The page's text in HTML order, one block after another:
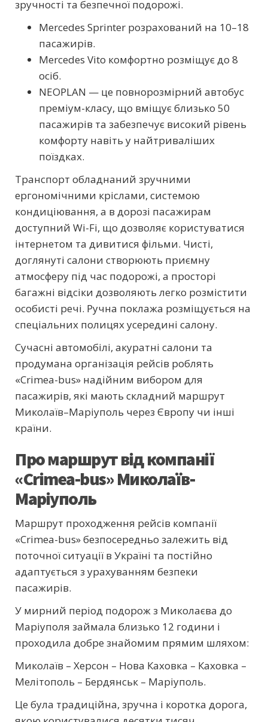
зручності та безпечної подорожі.
Mercedes Sprinter розрахований на 10–18
пасажирів.
Mercedes Vito комфортно розміщує до 8
осіб.
NEOPLAN — це повнорозмірний автобус
преміум-класу, що вміщує близько 50
пасажирів та забезпечує високий рівень
комфорту навіть у найтриваліших
поїздках.
Транспорт обладнаний зручними
ергономічними кріслами, системою
кондиціювання, а в дорозі пасажирам
доступний Wi-Fi, що дозволяє користуватися
інтернетом та дивитися фільми. Чисті,
доглянуті салони створюють приємну
атмосферу під час подорожі, а просторі
багажні відсіки дозволяють легко розмістити
особисті речі. Ручна поклажа розміщується на
спеціальних полицях усередині салону.
Сучасні автомобілі, акуратні салони та
продумана організація рейсів роблять
«Crimea-bus» надійним вибором для
пасажирів, які мають складний маршрут
Миколаїв–Маріуполь через Європу чи інші
країни.
Про маршрут від компанії
«Crimea-bus» Миколаїв-
Маріуполь
Маршрут проходження рейсів компанії
«Crimea-bus» безпосередньо залежить від
поточної ситуації в Україні та постійно
адаптується з урахуванням безпеки
пасажирів.
У мирний період подорож з Миколаєва до
Маріуполя займала близько 12 години і
проходила добре знайомим прямим шляхом:
Миколаїв – Херсон – Нова Каховка – Каховка –
Мелітополь – Бердянськ – Маріуполь.
Це була традиційна, зручна і коротка дорога,